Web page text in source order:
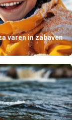
varen in zabaven